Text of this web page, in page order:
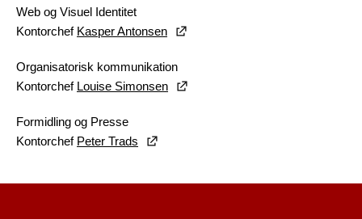
Web og Visuel Identitet
Kontorchef Kasper Antonsen
Organisatorisk kommunikation
Kontorchef Louise Simonsen
Formidling og Presse
Kontorchef Peter Trads